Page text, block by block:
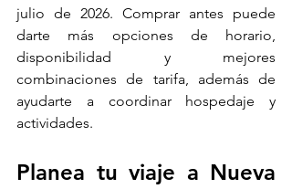
julio de 2026. Comprar antes puede
darte más opciones de horario,
disponibilidad y mejores
combinaciones de tarifa, además de
ayudarte a coordinar hospedaje y
actividades.
Planea tu viaje a Nueva